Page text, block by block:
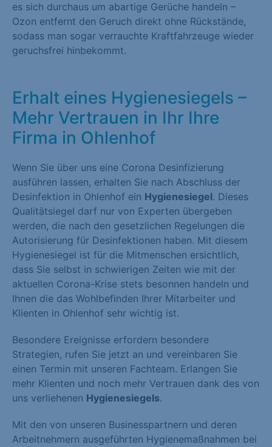
es sich durchaus um abartige Gerüche handeln –
Ozon entfernt den Geruch direkt ohne Rückstände,
sodass man sogar verrauchte Kraftfahrzeuge wieder
geruchsfrei hinbekommt.
Erhalt eines Hygienesiegels –
Mehr Vertrauen in Ihr Ihre
Firma in Ohlenhof
Wenn Sie über uns eine Corona Desinfizierung
ausführen lassen, erhalten Sie nach Abschluss der
Desinfektion in Ohlenhof ein Hygienesiegel. Dieses
Qualitätsiegel darf nur von Experten übergeben
werden, die nach den gesetzlichen Regelungen die
Autorisierung für Desinfektionen haben. Mit diesem
Hygienesiegel ist für die Mitmenschen ersichtlich,
dass Sie selbst in schwierigen Zeiten wie mit der
aktuellen Corona-Krise stets besonnen handeln und
Ihnen die das Wohlbefinden Ihrer Mitarbeiter und
Klienten in Ohlenhof sehr wichtig ist.
Besondere Ereignisse erfordern besondere
Strategien, rufen Sie jetzt an und vereinbaren Sie
einen Termin mit unseren Fachteam. Erlangen Sie
mehr Klienten und noch mehr Vertrauen dank des von
uns verliehenen Hygienesiegels.
Mit den von unseren Businesspartnern und deren
Arbeitnehmern ausgeführten Hygienemaßnahmen bei
Datenschutzerklärung Impressum